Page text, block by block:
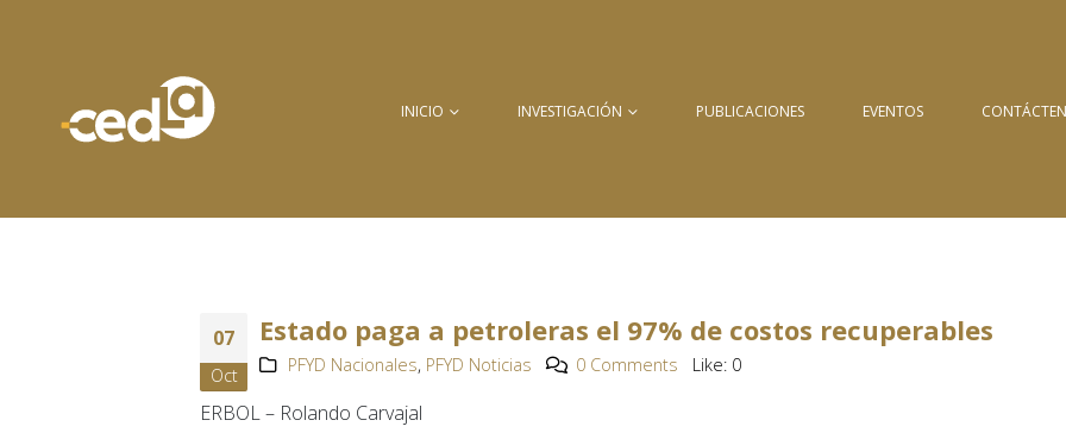
INICIO INVESTIGACIÓN PUBLICACIONES EVENTOS
07
Oct
Estado paga a petroleras el 97% de costos recuperables
PFYD Nacionales, PFYD Noticias 0 Comments Like: 0
ERBOL – Rolando Carvajal